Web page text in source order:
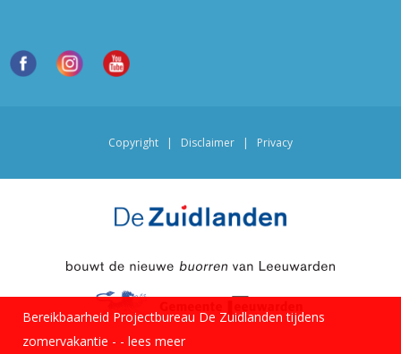
Copyright | Disclaimer | Privacy
Bereikbaarheid Projectbureau De Zuidlanden tijdens
zomervakantie - - lees meer